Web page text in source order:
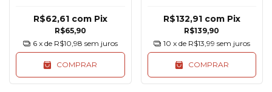
R$65,90
R$62,61 com Pix
6 x de R$10,98 sem juros
COMPRAR
R$139,90
R$132,91 com Pix
10 x de R$13,99 sem juros
COMPRAR